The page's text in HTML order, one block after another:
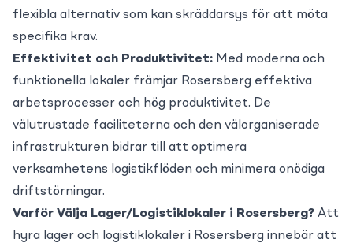
flexibla alternativ som kan skräddarsys för att möta
specifika krav.
Effektivitet och Produktivitet: Med moderna och
funktionella lokaler främjar Rosersberg effektiva
arbetsprocesser och hög produktivitet. De
välutrustade faciliteterna och den välorganiserade
infrastrukturen bidrar till att optimera
verksamhetens logistikflöden och minimera onödiga
driftstörningar.
Varför Välja Lager/Logistiklokaler i Rosersberg? Att
hyra lager och logistiklokaler i Rosersberg innebär att